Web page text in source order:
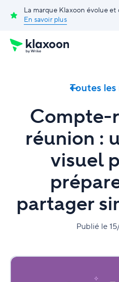
La marque Klaxoon évolue
En savoir plus
Toutes les
Compte-
réunion :
visuel
partager
Publié le